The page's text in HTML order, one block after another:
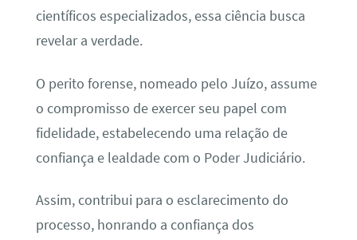
científicos especializados, essa ciência busca
revelar a verdade.
O perito forense, nomeado pelo Juízo, assume
o compromisso de exercer seu papel com
fidelidade, estabelecendo uma relação de
confiança e lealdade com o Poder Judiciário.
Assim, contribui para o esclarecimento do
processo, honrando a confiança dos